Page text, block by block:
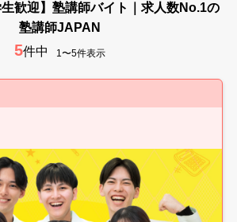
生歓迎】塾講師バイト｜求人数No.1の
塾講師JAPAN
5件中 1〜5件表示